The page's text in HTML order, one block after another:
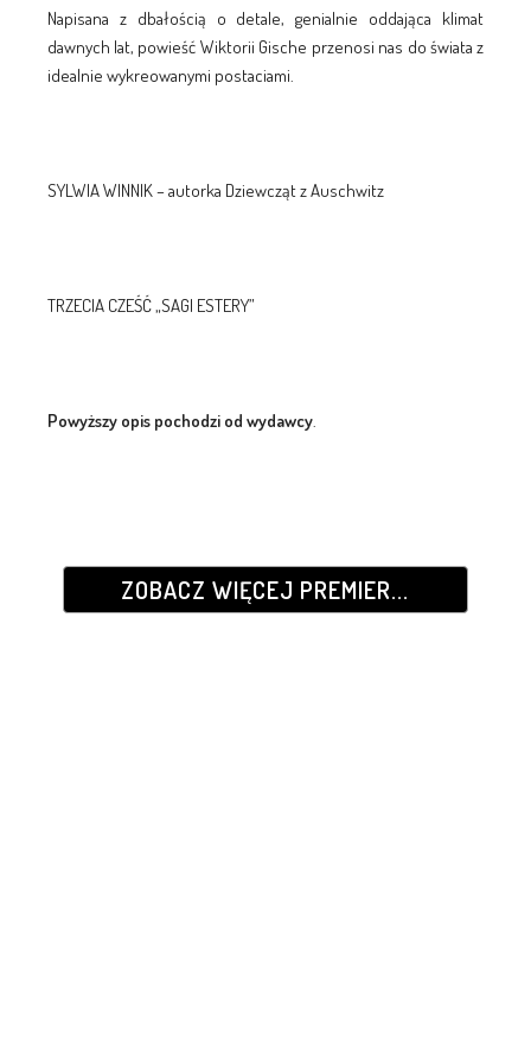
Napisana z dbałością o detale, genialnie oddająca klimat
dawnych lat, powieść Wiktorii Gische przenosi nas do świata z
idealnie wykreowanymi postaciami.
SYLWIA WINNIK – autorka Dziewcząt z Auschwitz
TRZECIA CZEŚĆ „SAGI ESTERY”
Powyższy opis pochodzi od wydawcy.
ZOBACZ WIĘCEJ PREMIER...